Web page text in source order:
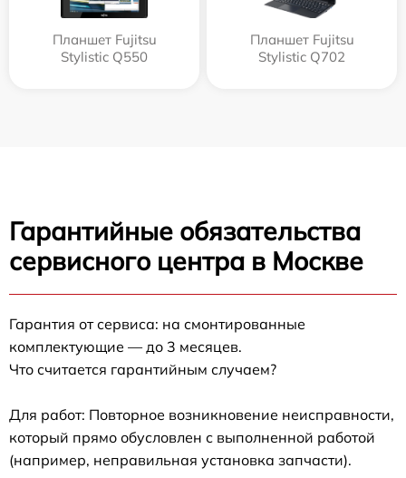
Планшет Fujitsu
Stylistic Q550
Планшет Fujitsu
Stylistic Q702
Гарантийные обязательства
сервисного центра в Москве
Гарантия от сервиса: на смонтированные
комплектующие — до 3 месяцев.
Что считается гарантийным случаем?
Для работ: Повторное возникновение неисправности,
который прямо обусловлен с выполненной работой
(например, неправильная установка запчасти).